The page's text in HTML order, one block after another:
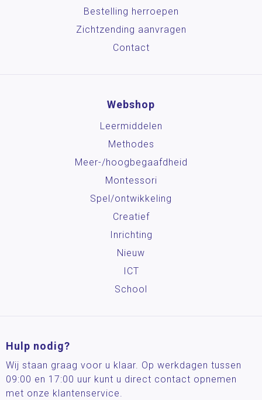
Bestelling herroepen
Zichtzending aanvragen
Contact
Webshop
Leermiddelen
Methodes
Meer-/hoog­begaafdheid
Montessori
Spel/ontwikkeling
Creatief
Inrichting
Nieuw
ICT
School
Hulp nodig?
Wij staan graag voor u klaar. Op werkdagen tussen
09:00 en 17:00 uur kunt u direct contact opnemen
met onze klantenservice.